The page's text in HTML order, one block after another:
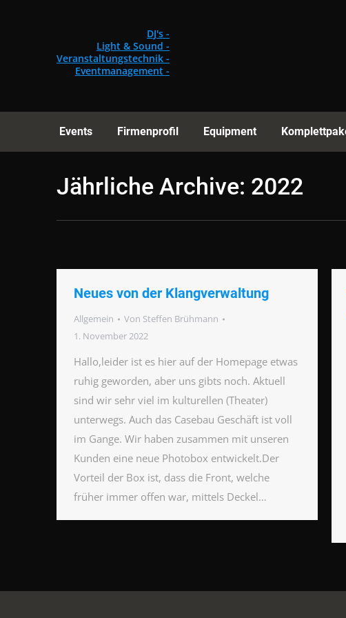
DJ's -
Light & Sound -
Veranstaltungstechnik -
Eventmanagement -
Events Firmenprofil Equipment
Jährliche Archive: 2022
Neues von der Klangverwaltung
Allgemein Von Steffen Brühmann
1. November 2022
Hallo,leider ist es hier auf der Homepage etwas
ruhig geworden, aber uns gibts noch. Aktuell
sind wir sehr viel im kulturellen (Theater)
unterwegs. Auch das Casebau Geschäft ist voll
im Gange. Wir haben zusammen mit unseren
Kunden eine neue Photobox entwickelt.Der
Vorteil der Box ist, dass die Front, welche
früher immer offen war, mittels Deckel…